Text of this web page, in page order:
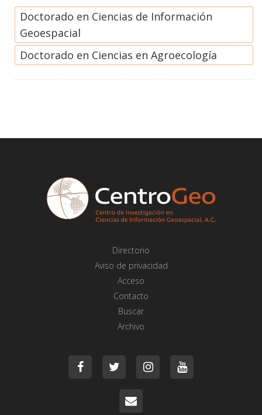
Doctorado en Ciencias de Información
Geoespacial
Doctorado en Ciencias en Agroecología
Directorio
Aviso de privacidad
Acceso
Contacto
Buscar
Archivo